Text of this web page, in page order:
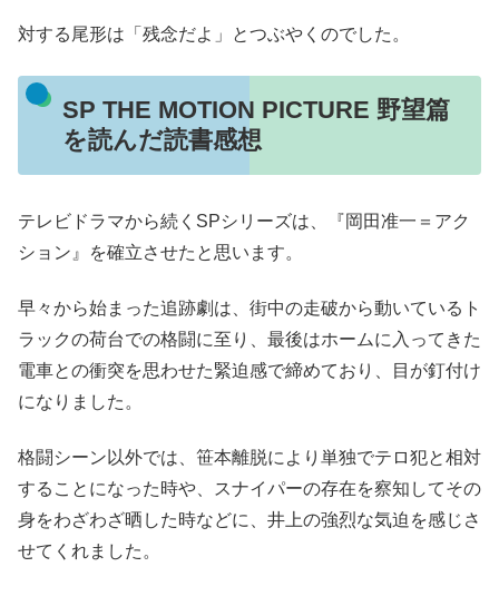
対する尾形は「残念だよ」とつぶやくのでした。
SP THE MOTION PICTURE 野望篇
を読んだ読書感想
テレビドラマから続くSPシリーズは、『岡田准一＝アク
ション』を確立させたと思います。
早々から始まった追跡劇は、街中の走破から動いているト
ラックの荷台での格闘に至り、最後はホームに入ってきた
電車との衝突を思わせた緊迫感で締めており、目が釘付け
になりました。
格闘シーン以外では、笹本離脱により単独でテロ犯と相対
することになった時や、スナイパーの存在を察知してその
身をわざわざ晒した時などに、井上の強烈な気迫を感じさ
せてくれました。